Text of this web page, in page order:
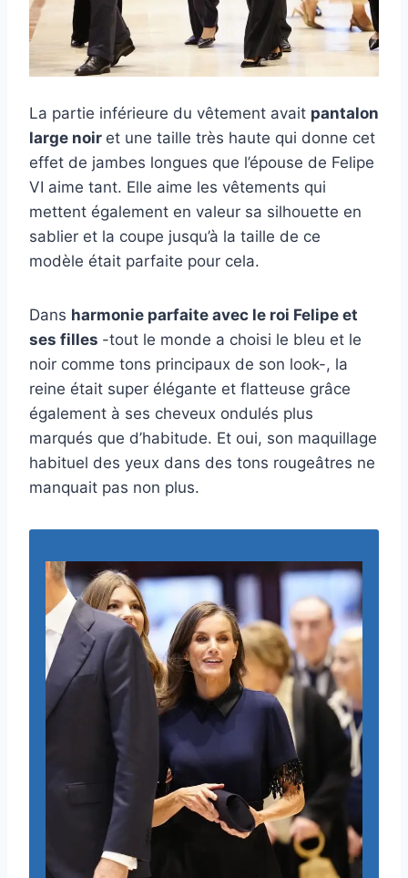
La partie inférieure du vêtement avait pantalon
large noir et une taille très haute qui donne cet
effet de jambes longues que l’épouse de Felipe
VI aime tant. Elle aime les vêtements qui
mettent également en valeur sa silhouette en
sablier et la coupe jusqu’à la taille de ce
modèle était parfaite pour cela.
Dans harmonie parfaite avec le roi Felipe et
ses filles -tout le monde a choisi le bleu et le
noir comme tons principaux de son look-, la
reine était super élégante et flatteuse grâce
également à ses cheveux ondulés plus
marqués que d’habitude. Et oui, son maquillage
habituel des yeux dans des tons rougeâtres ne
manquait pas non plus.